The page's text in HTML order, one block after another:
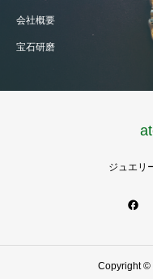
会社概要
宝石研磨
ジュエリ
Copyright